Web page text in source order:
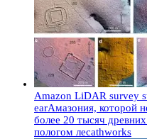
Amazon LiDAR survey
earАмазония, которой
более 20 тысяч
пологом лесаthworks